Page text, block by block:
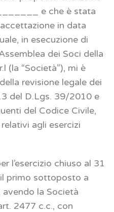
e che è stata
in data
in esecuzione di
dei Soci della
(la “Società”), mi è
revisione legale dei
del D.Lgs. 39/2010 e
del Codice Civile,
agli esercizi
l’esercizio chiuso al 31
primo sottoposto a
la Società
2477 c.c., con